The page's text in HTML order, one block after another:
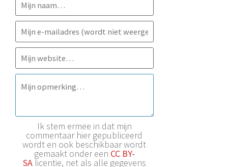
Ik stem ermee in dat mijn
commentaar hier gepubliceerd
wordt en ook beschikbaar wordt
gemaakt onder een CC BY-
SAlicentie, net als alle gegevens